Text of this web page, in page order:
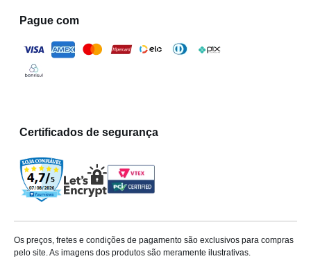
Pague com
Certificados de segurança
Os preços, fretes e condições de pagamento são exclusivos para compras
pelo site. As imagens dos produtos são meramente ilustrativas.